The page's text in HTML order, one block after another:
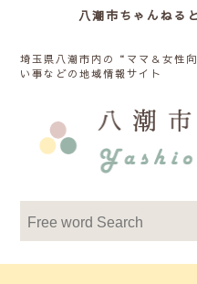
八潮市ちゃんねる
埼玉県八潮市内の“ママ＆女性
い事などの地域情報サイト